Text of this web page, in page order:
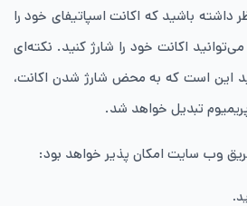
داشته باشید که اکانت اسپاتیفای خود را
اکانت خود را شارژ کنید. نکته‌ای
این است که به محض شارژ شدن اکانت،
تبدیل خواهد شد.
وب سایت امکان پذیر خواهد بود: